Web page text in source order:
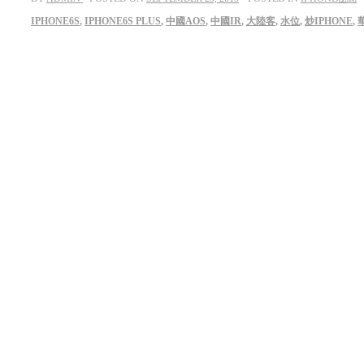
IPHONE6S, IPHONE6S PLUS, 中國AOS, 中國IR, 大陸客, 水位, 炒IPHONE,